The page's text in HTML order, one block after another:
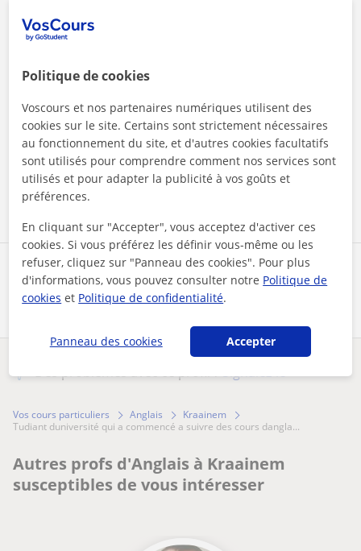
Partagez ce professeur
En cliquant sur l'un des deux boutons, vous acceptez nos
mentions légaleset deconfidentialité
Contacter maintenant
Des problèmes avec ce profil ?Signalez-le
Vos cours particuliers Anglais
Kraainem
tudiant duniversité qui a commencé a suivre des cours dangla...
Autres profs d'Anglais à Kraainem
susceptibles de vous intéresser
Politique de cookies
Voscours et nos partenaires numériques utilisent des
cookies sur le site. Certains sont strictement nécessaires
au fonctionnement du site, et d'autres cookies facultatifs
sont utilisés pour comprendre comment nos services sont
utilisés et pour adapter la publicité à vos goûts et
préférences.
En cliquant sur "Accepter", vous acceptez d'activer ces
cookies. Si vous préférez les définir vous-même ou les
refuser, cliquez sur "Panneau des cookies". Pour plus
d'informations, vous pouvez consulter notre Politique de
cookies et Politique de confidentialité.
Panneau des cookies Accepter